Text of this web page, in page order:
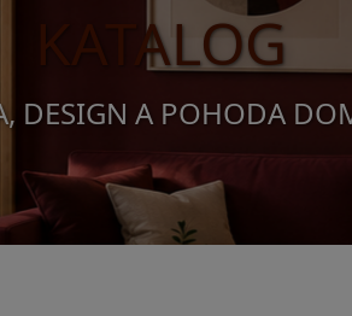
KATALOG
DESIGN A POHODA